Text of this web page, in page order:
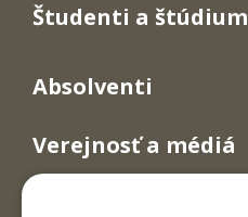
Študenti a štúdium
Absolventi
Verejnosť a médiá